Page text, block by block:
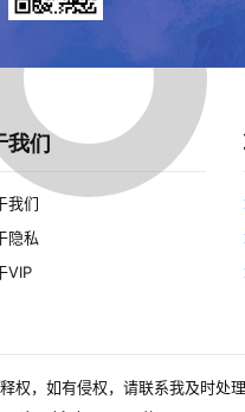
我们
我们
隐私
VIP
权，如有侵权，请联系我及时处理